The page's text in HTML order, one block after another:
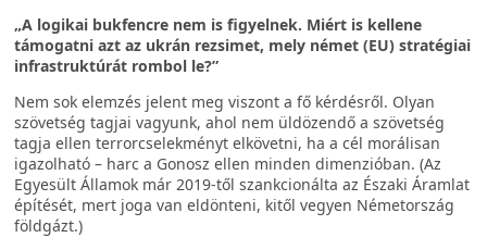
„A logikai bukfencre nem is figyelnek. Miért is kellene
támogatni azt az ukrán rezsimet, mely német (EU) stratégiai
infrastruktúrát rombol le?”
Nem sok elemzés jelent meg viszont a fő kérdésről. Olyan
szövetség tagjai vagyunk, ahol nem üldözendő a szövetség
tagja ellen terrorcselekményt elkövetni, ha a cél morálisan
igazolható – harc a Gonosz ellen minden dimenzióban. (Az
Egyesült Államok már 2019-től szankcionálta az Északi Áramlat
építését, mert joga van eldönteni, kitől vegyen Németország
földgázt.)